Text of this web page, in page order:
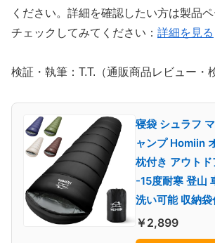
ください。詳細を確認したい方は製品
チェックしてみてください： 詳細を見る
検証・執筆：T.T.（通販商品レビュー・
寝袋 シュラフ
ャンプ Homiin
枕付き アウトド
-15度耐寒 登山
洗い可能 収納袋
￥2,899